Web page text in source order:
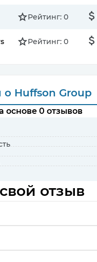
Рейтинг: 0
Рейтинг: 0
о Huffson Group
0 отзывов
отзыв